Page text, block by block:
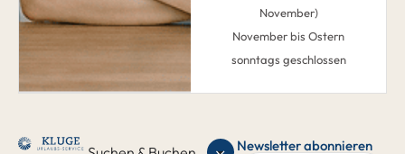
November)
November bis Ostern
sonntags geschlossen
Newsletter abonnieren